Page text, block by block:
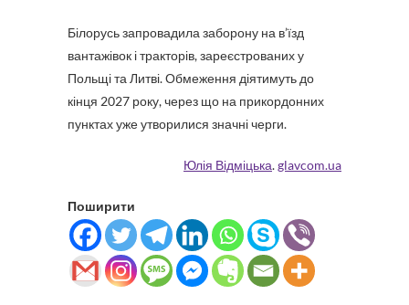
Білорусь запровадила заборону на в’їзд
вантажівок і тракторів, зареєстрованих у
Польщі та Литві. Обмеження діятимуть до
кінця 2027 року, через що на прикордонних
пунктах уже утворилися значні черги.
Юлія Відміцька.glavcom.ua
Поширити